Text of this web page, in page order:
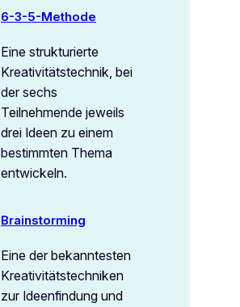
6-3-5-Methode
Eine strukturierte
Kreativitätstechnik, bei
der sechs
Teilnehmende jeweils
drei Ideen zu einem
bestimmten Thema
entwickeln.
Brainstorming
Eine der bekanntesten
Kreativitätstechniken
zur Ideenfindung und